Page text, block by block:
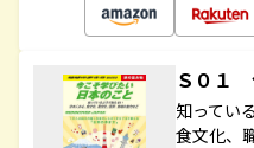
Ｓ０１
知ってい
食文化、